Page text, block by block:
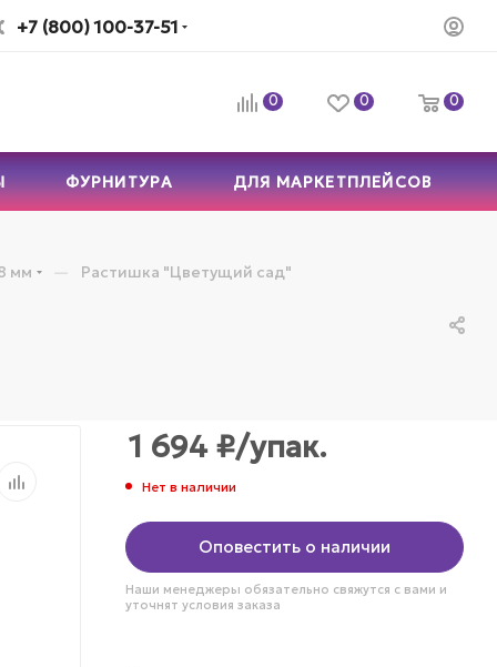
+7 (800) 100-37-51
0 0 0
ФУРНИТУРА ДЛЯ МАРКЕТПЛЕЙСОВ
мм — Растишка "Цветущий сад"
1 694 ₽/упак.
Нет в наличии
Оповестить о наличии
Наши менеджеры обязательно свяжутся с вами и
уточнят условия заказа